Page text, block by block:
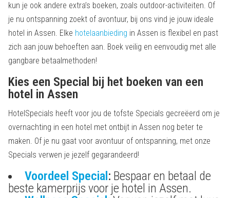
kun je ook andere extra’s boeken, zoals outdoor-activiteiten. Of
je nu ontspanning zoekt of avontuur, bij ons vind je jouw ideale
hotel in Assen. Elke hotelaanbieding in Assen is flexibel en past
zich aan jouw behoeften aan. Boek veilig en eenvoudig met alle
gangbare betaalmethoden!
Kies een Special bij het boeken van een
hotel in Assen
HotelSpecials heeft voor jou de tofste Specials gecreëerd om je
overnachting in een hotel met ontbijt in Assen nog beter te
maken. Of je nu gaat voor avontuur of ontspanning, met onze
Specials verwen je jezelf gegarandeerd!
Voordeel Special: Bespaar en betaal de
beste kamerprijs voor je hotel in Assen.